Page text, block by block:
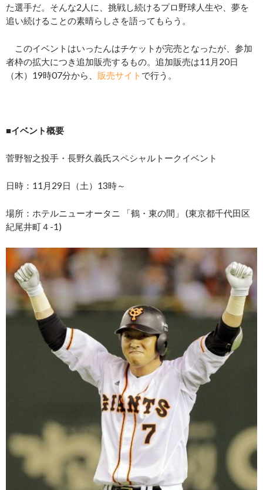
た選手だ。そんな2人に、挑戦し続けるプロ野球人生や、夢を
追い続けることの素晴らしさを語ってもらう。
このイベントはいったんはチケットが完売となったが、参加
者枠の拡大につき追加販売するもの。追加販売は11月20日
（木）19時07分から、 販売サイト で行う。
■イベント概要
菅野智之投手・長野久義氏スペシャルトークイベント
日時：11月29日（土）13時～
場所：ホテルニューオータニ 「鶴・東の間」 (東京都千代田区
紀尾井町４-1)